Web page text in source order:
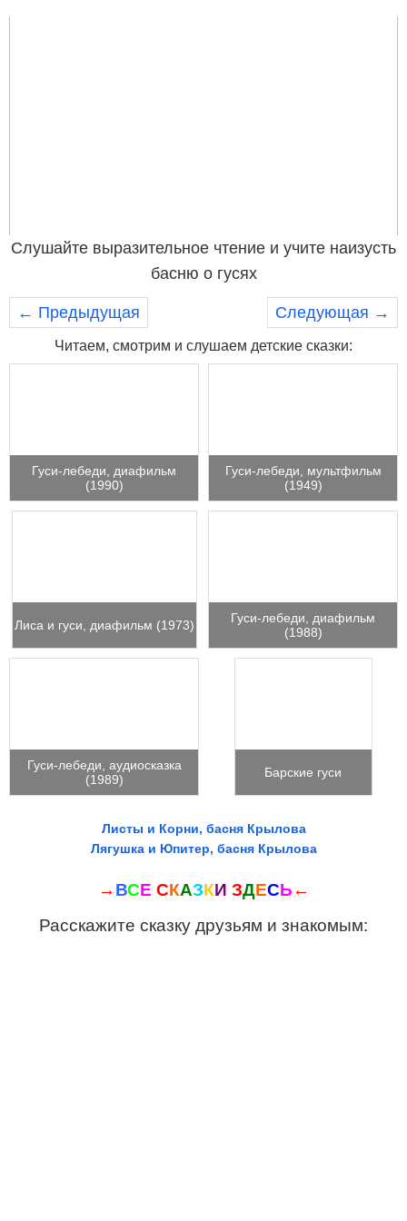
Слушайте выразительное чтение и учите наизусть
басню о гусях
← Предыдущая Следующая →
Читаем, смотрим и слушаем детские сказки:
Гуси-лебеди, диафильм
(1990)
Гуси-лебеди, мультфильм
(1949)
Лиса и гуси, диафильм (1973)
Гуси-лебеди, диафильм
(1988)
Гуси-лебеди, аудиосказка
(1989)
Барские гуси
Листы и Корни, басня Крылова
Лягушка и Юпитер, басня Крылова
→ ВСЕ СКАЗКИ ЗДЕСЬ ←
Расскажите сказку друзьям и знакомым: